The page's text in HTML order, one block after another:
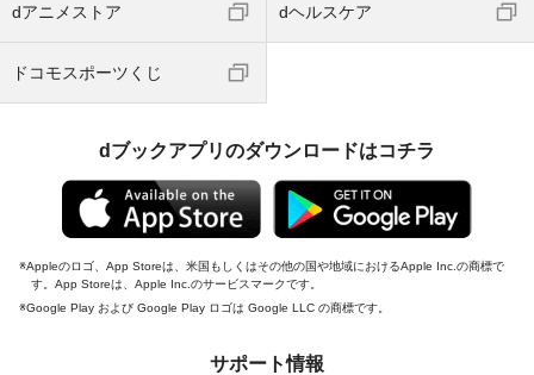
dアニメストア dヘルスケア
ドコモスポーツくじ
dブックアプリのダウンロードはコチラ
Appleのロゴ、App Storeは、米国もしくはその他の国や地域におけるApple Inc.の商標で
す。App Storeは、Apple Inc.のサービスマークです。
Google Play および Google Play ロゴは Google LLC の商標です。
サポート情報